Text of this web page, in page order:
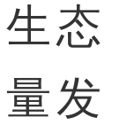
态
发